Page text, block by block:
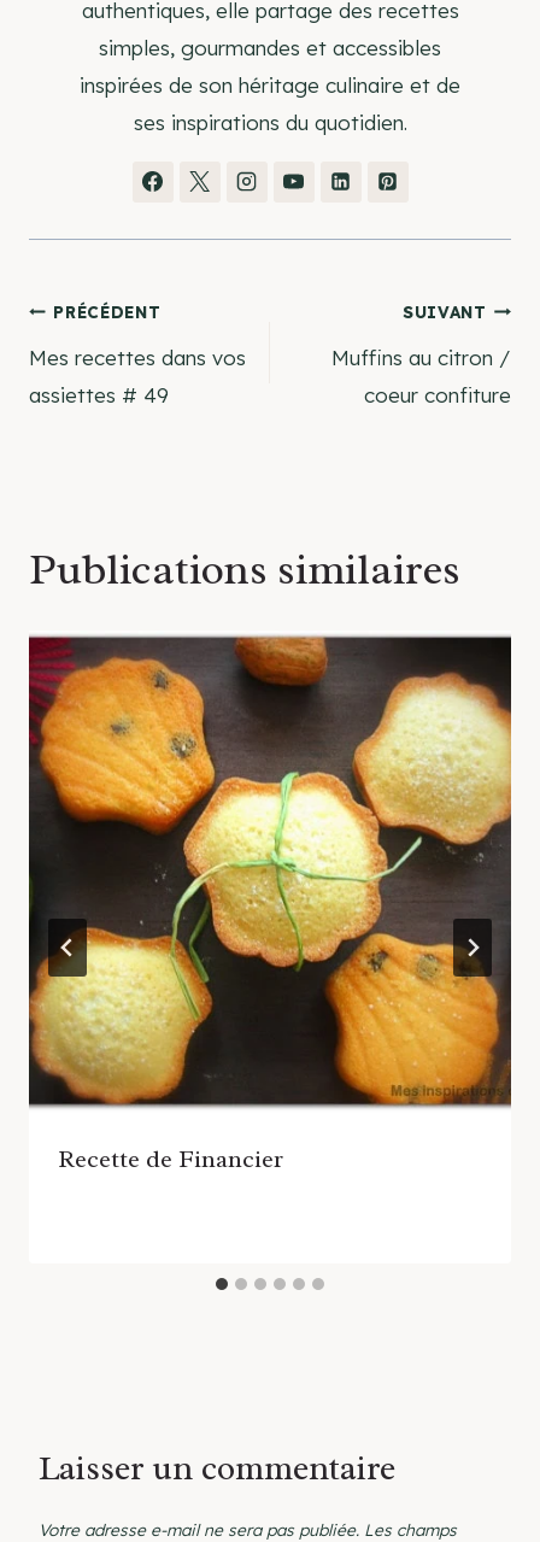
authentiques, elle partage des recettes
simples, gourmandes et accessibles
inspirées de son héritage culinaire et de
ses inspirations du quotidien.
Navigation
de
PRÉCÉDENT
Mes recettes dans vos
assiettes # 49
SUIVANT
Muffins au citron /
coeur confiture
Publications similaires
Recette de Financier
Laisser un commentaire
Votre adresse e-mail ne sera pas publiée. Les champs